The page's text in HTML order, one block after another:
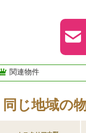
関連物件
同じ地域の